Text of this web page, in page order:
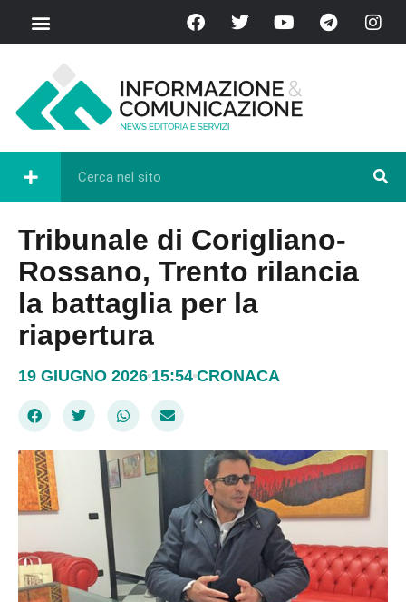
Tribunale di Corigliano-
Rossano, Trento rilancia
la battaglia per la
riapertura
19 GIUGNO 2026 15:54 CRONACA